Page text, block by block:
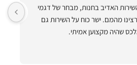
שהיה מקצוען אמיתי.